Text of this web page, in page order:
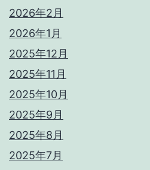
2026年2月
2026年1月
2025年12月
2025年11月
2025年10月
2025年9月
2025年8月
2025年7月